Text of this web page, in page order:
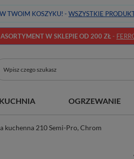
TWOIM KOSZYKU! - WSZYSTKIE
W SKLEPIE OD 200 ZŁ-
KUCHNIA OGRZEWANIE
210 Semi-Pro, Chrom